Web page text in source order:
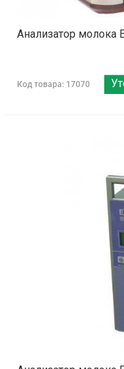
Анализатор молока
Код товара: 17070